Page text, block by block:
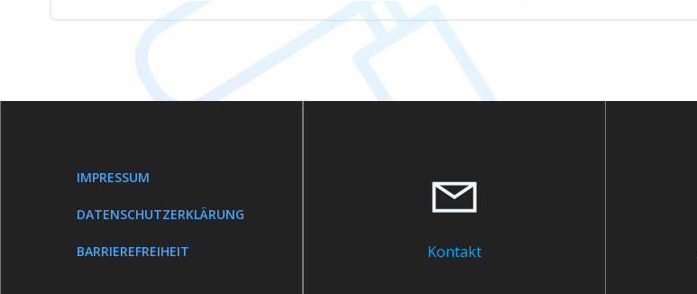
IMPRESSUM
DATENSCHUTZERKLÄRUNG
BARRIEREFREIHEIT Kontakt